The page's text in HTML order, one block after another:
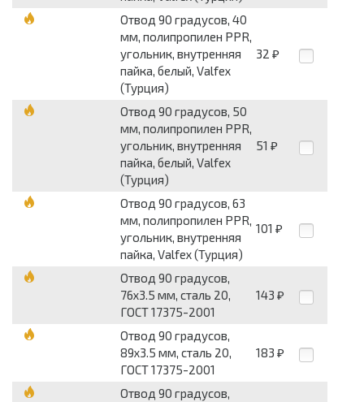
Отвод 90 градусов, 40
мм, полипропилен PPR,
угольник, внутренняя
пайка, белый, Valfex
(Турция)
32 ₽
Отвод 90 градусов, 50
мм, полипропилен PPR,
угольник, внутренняя
пайка, белый, Valfex
(Турция)
51 ₽
Отвод 90 градусов, 63
мм, полипропилен PPR,
угольник, внутренняя
пайка, Valfex (Турция)
101 ₽
Отвод 90 градусов,
76x3.5 мм, сталь 20,
ГОСТ 17375-2001
143 ₽
Отвод 90 градусов,
89x3.5 мм, сталь 20,
ГОСТ 17375-2001
183 ₽
Отвод 90 градусов,